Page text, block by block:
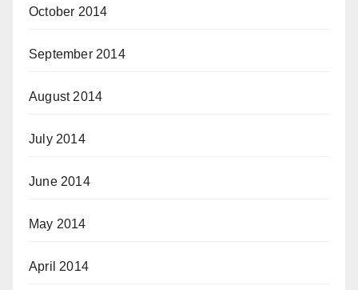
October 2014
September 2014
August 2014
July 2014
June 2014
May 2014
April 2014